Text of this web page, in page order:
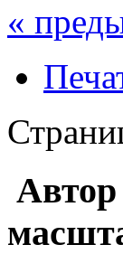
«
Автор